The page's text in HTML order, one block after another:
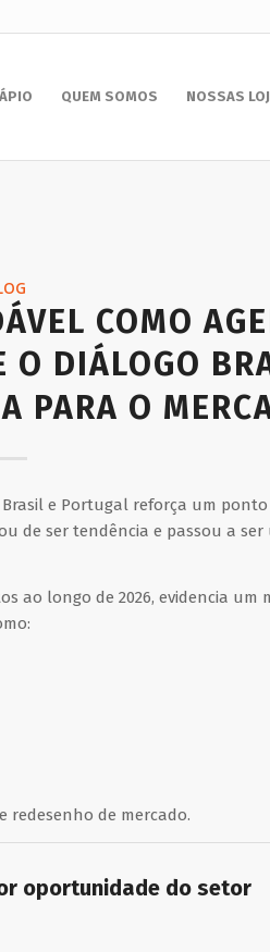
QUEM SOMOS NOSSAS
COMO
O DIÁLOGO
PARA O
e Portugal reforça um
de ser tendência e passou a ser
ao longo de 2026, evidencia um
redesenho de mercado.
oportunidade do setor